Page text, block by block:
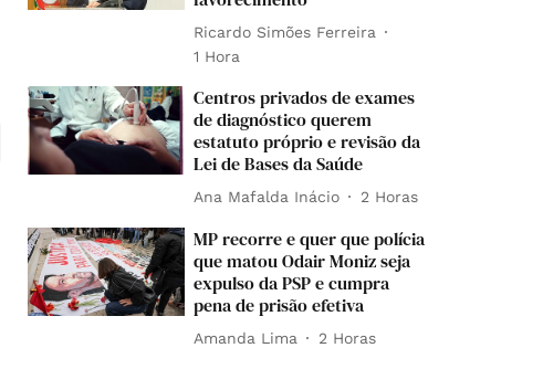
Ricardo Simões Ferreira
1 Hora
Centros privados de exames
de diagnóstico querem
estatuto próprio e revisão da
Lei de Bases da Saúde
Ana Mafalda Inácio 2 Horas
MP recorre e quer que polícia
que matou Odair Moniz seja
expulso da PSP e cumpra
pena de prisão efetiva
Amanda Lima 2 Horas